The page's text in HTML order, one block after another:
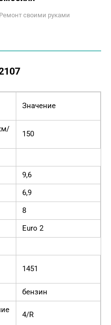
Ремонт своими руками
Значение
150
9,6
6,9
8
Euro 2
1451
бензин
4/R